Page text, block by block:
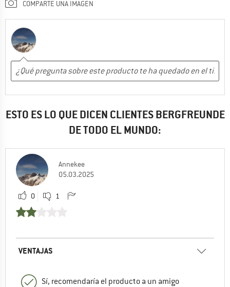
COMPARTE UNA IMAGEN
ESTO ES LO QUE DICEN CLIENTES BERGFREUNDE
DE TODO EL MUNDO:
Annekee
05.03.2025
0 1
VENTAJAS
Sí, recomendaría el producto a un amigo